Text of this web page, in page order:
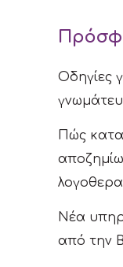
Οδηγίες
Πώς
Νέα
από την